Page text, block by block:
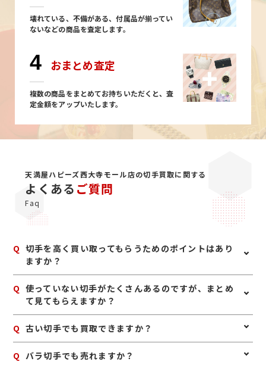
壊れている、不備がある、付属品が揃ってい
ないなどの商品を査定します。
4 おまとめ査定
複数の商品をまとめてお持ちいただくと、査
定金額をアップいたします。
天満屋ハピーズ西大寺モール店の切手買取に関する
よくある ご質問
Faq
Q 切手を高く買い取ってもらうためのポイントはあり
ますか？
A 切手は、できるだけきれいな状態で保管されていること
が大切です。シートのまま残っているものは評価しやす
い場合があり、バラ切手もまとめてお持ちいただくこと
無理に外さず、そのままお持ち込みいただくのがおすす
めです。
Q 使っていない切手がたくさんあるのですが、まとめ
て見てもらえますか？
A はい、まとめて査定可能です。シート切手はもちろん、
Q 古い切手でも買取できますか？
A はい、古い切手でも査定できる場合があります。普通切
Q バラ切手でも売れますか？